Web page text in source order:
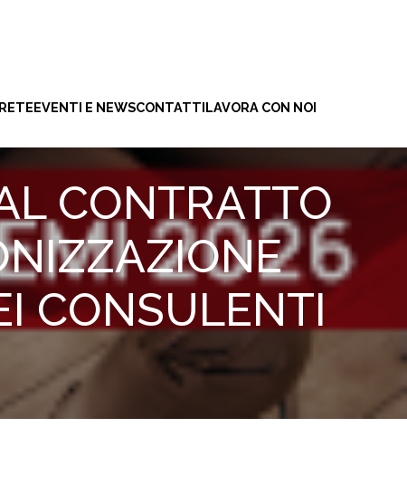
EVENTI E NEWSCONTATTILAVORA CON NOI
CONTRATTO
CONSULENTI